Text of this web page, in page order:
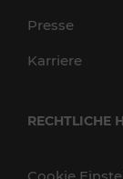
Presse
Karriere
RECHTLICHE